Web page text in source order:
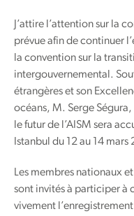
J’attire l’attention sur la
prévue afin de continuer
la convention sur la
intergouvernemental.
étrangères et son
océans, M. Serge
le futur de l’AISM sera
Istanbul du 12 au 14 mars
Les membres nationaux
sont invités à participer à
vivement